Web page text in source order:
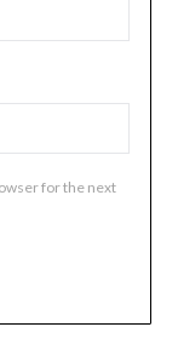
for the next